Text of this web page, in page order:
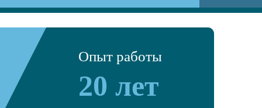
Опыт работы
20 лет